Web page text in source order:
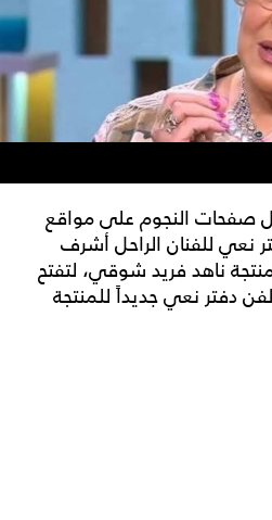
صفحات النجوم على مواقع
نعي للفنان الراحل أشرف
ناهد فريد شوقي، لتفتح
دفتر نعي جديداً للمنتجة